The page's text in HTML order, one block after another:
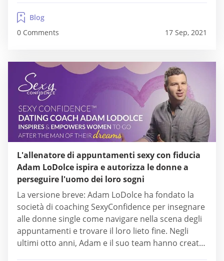
disturbi concomitanti. ADAA offre un elenco
gratuito di terapisti, un gruppo di supporto online
e altre risorse educative per aiutare le persone a
Blog
0 Comments
17 Sep, 2021
L'allenatore di appuntamenti sexy con fiducia
Adam LoDolce ispira e autorizza le donne a
perseguire l'uomo dei loro sogni
La versione breve: Adam LoDolce ha fondato la
società di coaching SexyConfidence per insegnare
alle donne single come navigare nella scena degli
appuntamenti e trovare il loro lieto fine. Negli
ultimi otto anni, Adam e il suo team hanno creato